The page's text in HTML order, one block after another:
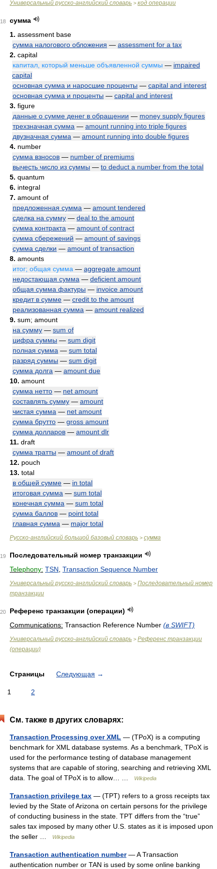
Универсальный русско-английский словарь > код операции
18
сумма
1. assessment base
сумма налогового обложения — assessment for a tax
2. capital
капитал, который меньше объявленной суммы — impaired
capital
основная сумма и наросшие проценты — capital and interest
основная сумма и проценты — capital and interest
3. figure
данные о сумме денег в обращении — money supply figures
трехзначная сумма — amount running into triple figures
двузначная сумма — amount running into double figures
4. number
сумма взносов — number of premiums
вычесть число из суммы — to deduct a number from the total
5. quantum
6. integral
7. amount of
предложенная сумма — amount tendered
сделка на сумму — deal to the amount
сумма контракта — amount of contract
сумма сбережений — amount of savings
сумма сделки — amount of transaction
8. amounts
итог; общая сумма — aggregate amount
недостающая сумма — deficient amount
общая сумма фактуры — invoice amount
кредит в сумме — credit to the amount
реализованная сумма — amount realized
9. sum; amount
на сумму — sum of
цифра суммы — sum digit
полная сумма — sum total
разряд суммы — sum digit
сумма долга — amount due
10. amount
сумма нетто — net amount
составлять сумму — amount
чистая сумма — net amount
сумма брутто — gross amount
сумма долларов — amount dlr
11. draft
сумма тратты — amount of draft
12. pouch
13. total
в общей сумме — in total
итоговая сумма — sum total
конечная сумма — sum total
сумма баллов — point total
главная сумма — major total
Русско-английский большой базовый словарь > сумма
19
Последовательный номер транзакции
Telephony: TSN Transaction Sequence Number
Универсальный русско-английский словарь > Последовательный номер
транзакции
20
Референс транзакции (операции)
Communications: Transaction Reference Number (в SWIFT)
Универсальный русско-английский словарь > Референс транзакции
(операции)
Страницы Следующая →
1 2
См. также в других словарях:
Transaction Processing over XML — (TPoX) is a computing
benchmark for XML database systems. As a benchmark, TPoX is
used for the performance testing of database management
systems that are capable of storing, searching and retrieving XML
data. The goal of TPoX is to allow… …
Wikipedia
Transaction privilege tax — (TPT) refers to a gross receipts tax
levied by the State of Arizona on certain persons for the privilege
of conducting business in the state. TPT differs from the “true”
sales tax imposed by many other U.S. states as it is imposed upon
the seller …
Wikipedia
Transaction authentication number— A Transaction
authentication number or TAN is used by some online banking